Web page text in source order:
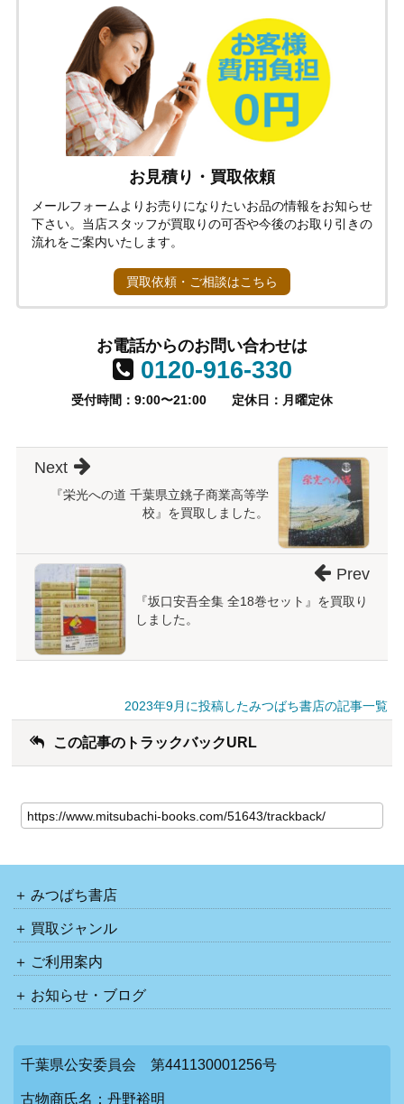
お見積り・買取依頼
メールフォームよりお売りになりたいお品の情報をお知らせ
下さい。当店スタッフが買取りの可否や今後のお取り引きの
流れをご案内いたします。
買取依頼・ご相談はこちら
お電話からのお問い合わせは
0120-916-330
受付時間：9:00〜21:00 定休日：月曜定休
『栄光への道 千葉県立銚子商業高等学
校』を買取しました。
Next
『坂口安吾全集 全18巻セット』を買取り
しました。
Prev
2023年9月に投稿したみつばち書店の記事一覧
この記事のトラックバックURL
みつばち書店
買取ジャンル
ご利用案内
お知らせ・ブログ
千葉県公安委員会 第441130001256号
古物商氏名：丹野裕明